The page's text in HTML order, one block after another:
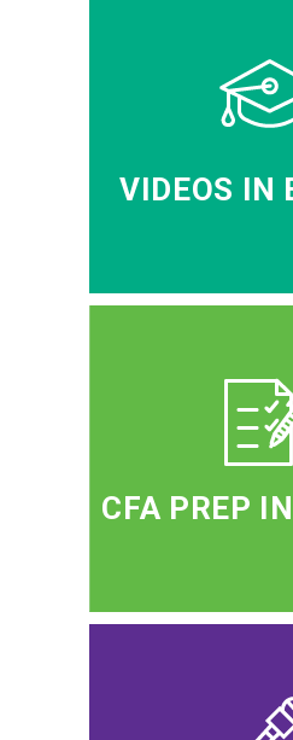
VIDEOS IN
CFA PREP